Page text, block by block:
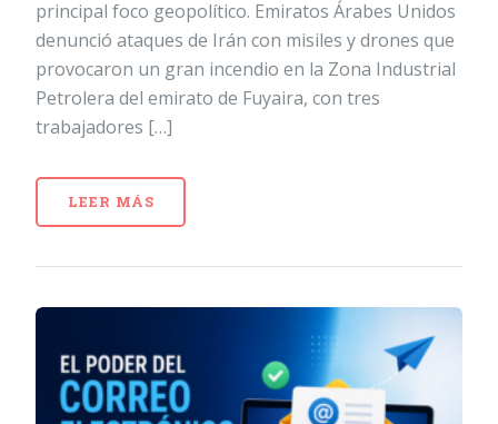
principal foco geopolítico. Emiratos Árabes Unidos
denunció ataques de Irán con misiles y drones que
provocaron un gran incendio en la Zona Industrial
Petrolera del emirato de Fuyaira, con tres
trabajadores […]
LEER MÁS